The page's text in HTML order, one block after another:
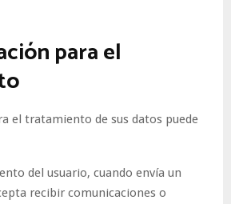
para el
el tratamiento de sus datos puede
del usuario, cuando envía un
recibir comunicaciones o